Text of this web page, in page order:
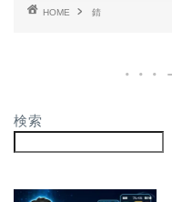
HOME 錆
検索